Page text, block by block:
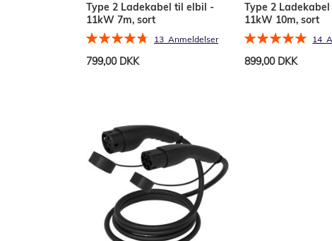
Type 2 Ladekabel til elbil -
11kW 7m, sort
Bedømmelse:
13 Anmeldelser
799,00 DKK
Type 2
11kW 10m, sort
Bedømmelse:
14
899,00 DKK